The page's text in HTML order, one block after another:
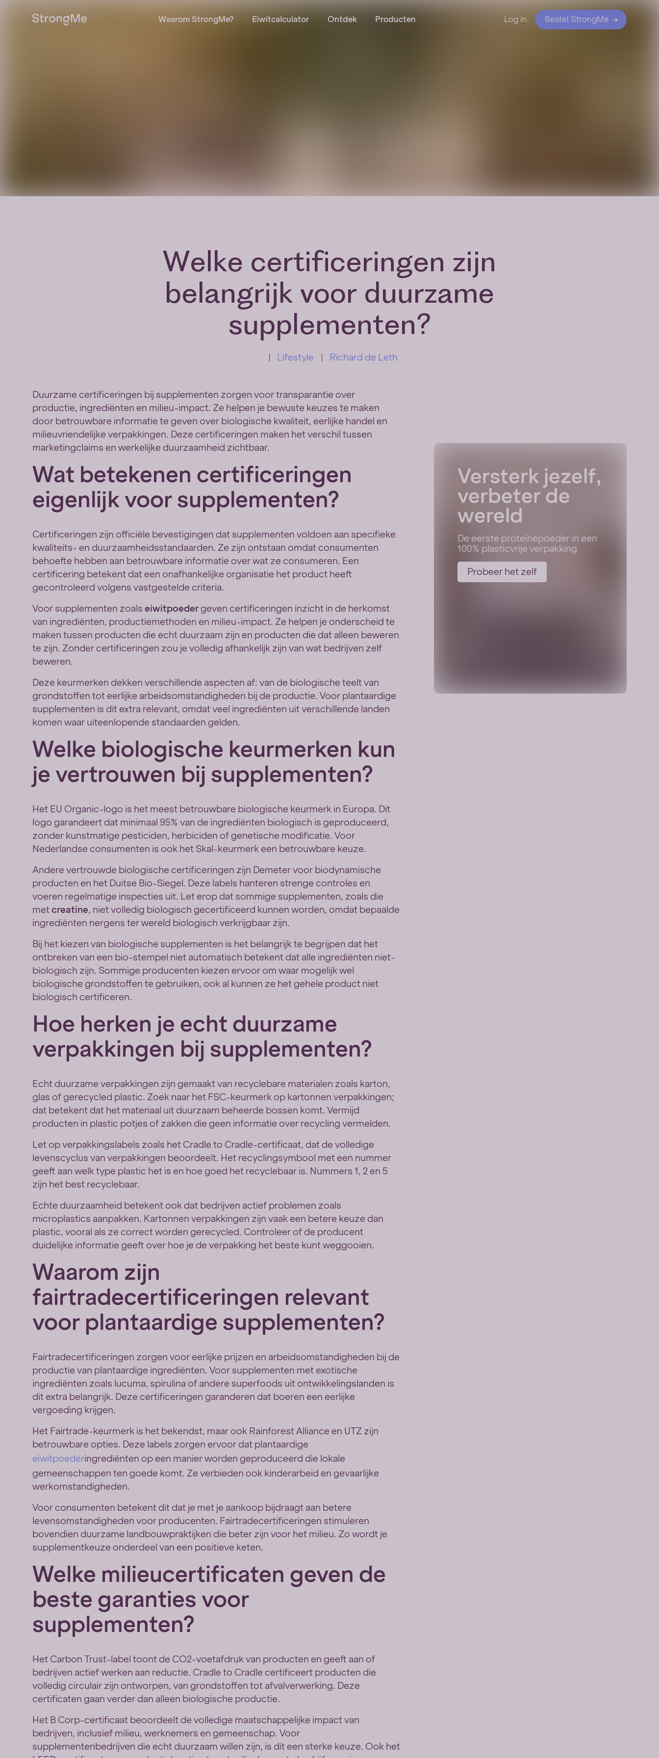
Waarom StrongMe? Eiwitcalculator Ontdek Producten Log in Bestel StrongMe
Welke certificeringen zijn
belangrijk voor duurzame
supplementen?
Lifestyle Richard de Leth
Duurzame certificeringen bij supplementen zorgen voor transparantie over
productie, ingrediënten en milieu-impact. Ze helpen je bewuste keuzes te maken
door betrouwbare informatie te geven over biologische kwaliteit, eerlijke handel en
milieuvriendelijke verpakkingen. Deze certificeringen maken het verschil tussen
marketingclaims en werkelijke duurzaamheid zichtbaar.
Wat betekenen certificeringen
eigenlijk voor supplementen?
Certificeringen zijn officiële bevestigingen dat supplementen voldoen aan specifieke
kwaliteits- en duurzaamheidsstandaarden. Ze zijn ontstaan omdat consumenten
behoefte hebben aan betrouwbare informatie over wat ze consumeren. Een
certificering betekent dat een onafhankelijke organisatie het product heeft
gecontroleerd volgens vastgestelde criteria.
Voor supplementen zoals eiwitpoeder geven certificeringen inzicht in de herkomst
van ingrediënten, productiemethoden en milieu-impact. Ze helpen je onderscheid te
maken tussen producten die echt duurzaam zijn en producten die dat alleen beweren
te zijn. Zonder certificeringen zou je volledig afhankelijk zijn van wat bedrijven zelf
beweren.
Deze keurmerken dekken verschillende aspecten af: van de biologische teelt van
grondstoffen tot eerlijke arbeidsomstandigheden bij de productie. Voor plantaardige
supplementen is dit extra relevant, omdat veel ingrediënten uit verschillende landen
komen waar uiteenlopende standaarden gelden.
Welke biologische keurmerken kun
je vertrouwen bij supplementen?
Het EU Organic-logo is het meest betrouwbare biologische keurmerk in Europa. Dit
logo garandeert dat minimaal 95% van de ingrediënten biologisch is geproduceerd,
zonder kunstmatige pesticiden, herbiciden of genetische modificatie. Voor
Nederlandse consumenten is ook het Skal-keurmerk een betrouwbare keuze.
Andere vertrouwde biologische certificeringen zijn Demeter voor biodynamische
producten en het Duitse Bio-Siegel. Deze labels hanteren strenge controles en
voeren regelmatige inspecties uit. Let erop dat sommige supplementen, zoals die
metcreatine, niet volledig biologisch gecertificeerd kunnen worden, omdat bepaalde
ingrediënten nergens ter wereld biologisch verkrijgbaar zijn.
Bij het kiezen van biologische supplementen is het belangrijk te begrijpen dat het
ontbreken van een bio-stempel niet automatisch betekent dat alle ingrediënten niet-
biologisch zijn. Sommige producenten kiezen ervoor om waar mogelijk wel
biologische grondstoffen te gebruiken, ook al kunnen ze het gehele product niet
biologisch certificeren.
Hoe herken je echt duurzame
verpakkingen bij supplementen?
Echt duurzame verpakkingen zijn gemaakt van recyclebare materialen zoals karton,
glas of gerecycled plastic. Zoek naar het FSC-keurmerk op kartonnen verpakkingen;
dat betekent dat het materiaal uit duurzaam beheerde bossen komt. Vermijd
producten in plastic potjes of zakken die geen informatie over recycling vermelden.
Let op verpakkingslabels zoals het Cradle to Cradle-certificaat, dat de volledige
levenscyclus van verpakkingen beoordeelt. Het recyclingsymbool met een nummer
geeft aan welk type plastic het is en hoe goed het recyclebaar is. Nummers 1, 2 en 5
zijn het best recyclebaar.
Echte duurzaamheid betekent ook dat bedrijven actief problemen zoals
microplastics aanpakken. Kartonnen verpakkingen zijn vaak een betere keuze dan
plastic, vooral als ze correct worden gerecycled. Controleer of de producent
duidelijke informatie geeft over hoe je de verpakking het beste kunt weggooien.
Waarom zijn
fairtradecertificeringen relevant
voor plantaardige supplementen?
Fairtradecertificeringen zorgen voor eerlijke prijzen en arbeidsomstandigheden bij de
productie van plantaardige ingrediënten. Voor supplementen met exotische
ingrediënten zoals lucuma, spirulina of andere superfoods uit ontwikkelingslanden is
dit extra belangrijk. Deze certificeringen garanderen dat boeren een eerlijke
vergoeding krijgen.
Het Fairtrade-keurmerk is het bekendst, maar ook Rainforest Alliance en UTZ zijn
betrouwbare opties. Deze labels zorgen ervoor dat plantaardige
eiwitpoederingrediënten op een manier worden geproduceerd die lokale
gemeenschappen ten goede komt. Ze verbieden ook kinderarbeid en gevaarlijke
werkomstandigheden.
Voor consumenten betekent dit dat je met je aankoop bijdraagt aan betere
levensomstandigheden voor producenten. Fairtradecertificeringen stimuleren
bovendien duurzame landbouwpraktijken die beter zijn voor het milieu. Zo wordt je
supplementkeuze onderdeel van een positieve keten.
Welke milieucertificaten geven de
beste garanties voor
supplementen?
Het Carbon Trust-label toont de CO2-voetafdruk van producten en geeft aan of
bedrijven actief werken aan reductie. Cradle to Cradle certificeert producten die
volledig circulair zijn ontworpen, van grondstoffen tot afvalverwerking. Deze
certificaten gaan verder dan alleen biologische productie.
Het B Corp-certificaat beoordeelt de volledige maatschappelijke impact van
bedrijven, inclusief milieu, werknemers en gemeenschap. Voor
supplementenbedrijven die echt duurzaam willen zijn, is dit een sterke keuze. Ook het
Versterk jezelf,
verbeter de
wereld
De eerste proteïnepoeder in een
100% plasticvrije verpakking
Probeer het zelf